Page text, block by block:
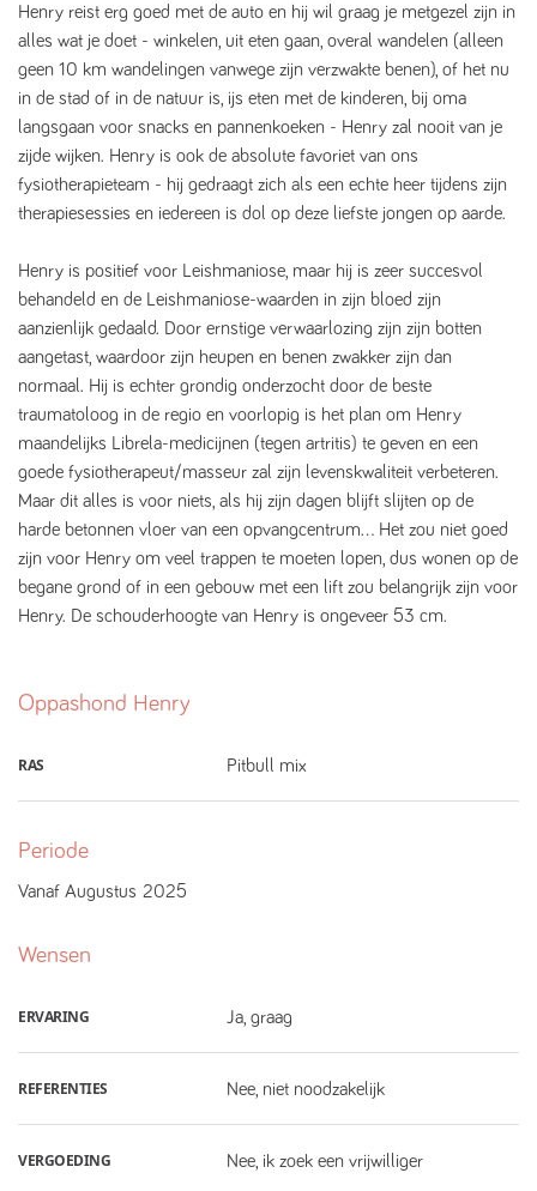
Henry reist erg goed met de auto en hij wil graag je metgezel zijn in
alles wat je doet - winkelen, uit eten gaan, overal wandelen (alleen
geen 10 km wandelingen vanwege zijn verzwakte benen), of het nu
in de stad of in de natuur is, ijs eten met de kinderen, bij oma
langsgaan voor snacks en pannenkoeken - Henry zal nooit van je
zijde wijken. Henry is ook de absolute favoriet van ons
fysiotherapieteam - hij gedraagt ​​zich als een echte heer tijdens zijn
therapiesessies en iedereen is dol op deze liefste jongen op aarde.
Henry is positief voor Leishmaniose, maar hij is zeer succesvol
behandeld en de Leishmaniose-waarden in zijn bloed zijn
aanzienlijk gedaald. Door ernstige verwaarlozing zijn zijn botten
aangetast, waardoor zijn heupen en benen zwakker zijn dan
normaal. Hij is echter grondig onderzocht door de beste
traumatoloog in de regio en voorlopig is het plan om Henry
maandelijks Librela-medicijnen (tegen artritis) te geven en een
goede fysiotherapeut/masseur zal zijn levenskwaliteit verbeteren.
Maar dit alles is voor niets, als hij zijn dagen blijft slijten op de
harde betonnen vloer van een opvangcentrum... Het zou niet goed
zijn voor Henry om veel trappen te moeten lopen, dus wonen op de
begane grond of in een gebouw met een lift zou belangrijk zijn voor
Henry. De schouderhoogte van Henry is ongeveer 53 cm.
Oppashond Henry
RAS Pitbull mix
Periode
Vanaf Augustus 2025
Wensen
ERVARING Ja, graag
REFERENTIES Nee, niet noodzakelijk
VERGOEDING Nee, ik zoek een vrijwilliger